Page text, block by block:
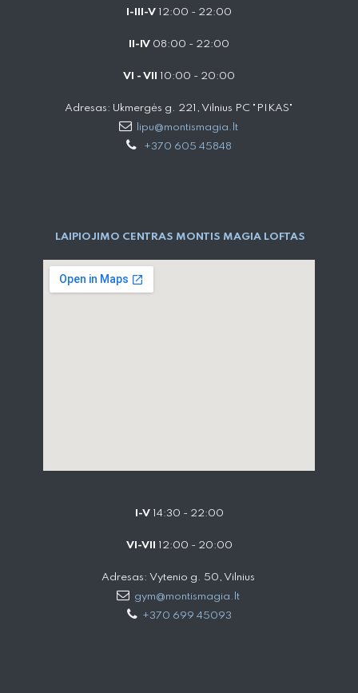
I-III-V 12:00 - 22:00
II-IV 08:00 - 22:00
VI - VII 10:00 - 20:00
Adresas: Ukmergės g. 221, Vilnius PC "PIKAS"
lipu@montismagia.lt
+370 605 45848
LAIPIOJIMO CENTRAS MONTIS MAGIA LOFTAS
I-V14:30 - 22:00
VI-VII 12:00 - 20:00
Adresas: Vytenio g. 50, Vilnius
gym@montismagia.lt
+370 699 45093